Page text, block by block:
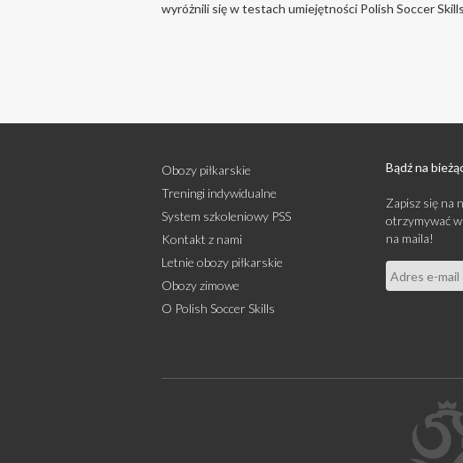
wyróżnili się w testach umiejętności Polish Soccer
Obozy piłkarskie
Treningi indywidualne
System szkoleniowy PSS
Kontakt z nami
Letnie obozy piłkarskie
Obozy zimowe
O Polish Soccer Skills
Bądź na
Zapisz się na
otrzymywać
na maila!